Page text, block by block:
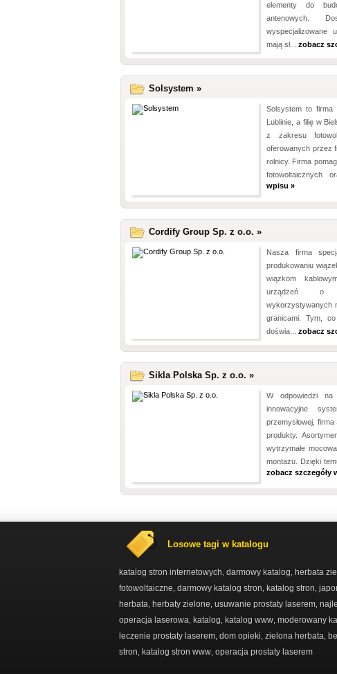
elementy do
antenowych.
wyspecjalizowane
mają sł... zobacz
Solsystem »
Solsystem to firma
Lublinie, a filię w
z zakresu
oferowanych przez
rolnicy. Firma
fotowoltaicznych
wpisu »
Cordify Group Sp. z o.o. »
Nasza firma
produkowaniu
wiązkom
urządzeń o
wykorzystywanych
granicami. Tym,
doświa... zobacz
Sikla Polska Sp. z o.o. »
W odpowiedzi na
innowacyjne
przemysłowej,
produkty.
wytrzymałe
montażu. Dzięki
zobacz szczegóły
Losowe tagi w katalogu
katalog stron internetowych darmowy katalog herbata
fotowoltaiczne darmowy katalog stron katalog stron
herbata herbaty zielone usuwanie prostaty laserem
operacja laserowa katalog katalog www moderowany
leczenie prostaty laserem dom opieki zielona herbata
stron
katalog stron www operacja prostaty laserem